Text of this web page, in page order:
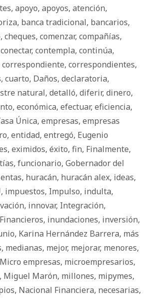
, apoyo, apoyos, atención,
, banca tradicional, bancarios,
, cheques, comenzar, compañías,
conectar, contempla, continúa,
correspondiente, correspondientes,
, cuarto, Daños, declaratoria,
natural, detalló, diferir, dinero,
, económica, efectuar, eficiencia,
Única, empresas, empresas
, entidad, entregó, Eugenio
, eximidos, éxito, fin, Finalmente,
, funcionario, Gobernador del
, huracán, huracán alex, ideas,
, impuestos, Impulso, indulta,
, innovar, Integración,
, inundaciones, inversión,
, Karina Hernández Barrera, más
, medianas, mejor, mejorar, menores,
Micro empresas, microempresarios,
, Miguel Marón, millones, mipymes,
, Nacional Financiera, necesarias,